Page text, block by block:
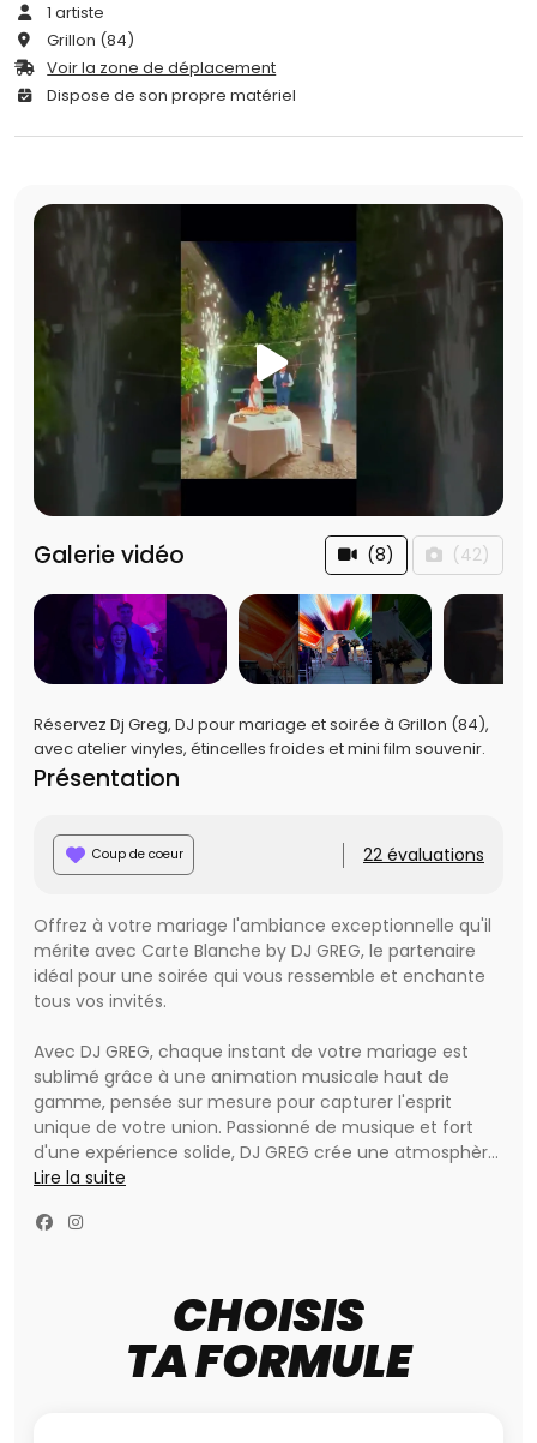
1 artiste
Grillon (84)
Voir la zone de déplacement
Dispose de son propre matériel
Galerie vidéo (8) (42)
Réservez Dj Greg, DJ pour mariage et soirée à Grillon (84),
avec atelier vinyles, étincelles froides et mini film souvenir.
Présentation
Coup de coeur 22 évaluations
Offrez à votre mariage l'ambiance exceptionnelle qu'il
mérite avec Carte Blanche by DJ GREG, le partenaire
idéal pour une soirée qui vous ressemble et enchante
tous vos invités.
Avec DJ GREG, chaque instant de votre mariage est
sublimé grâce à une animation musicale haut de
gamme, pensée sur mesure pour capturer l'esprit
unique de votre union. Passionné de musique et fort
d'une expérience solide, DJ GREG crée une atmosphère
élégante et chaleureuse, adaptée à vos goûts et à
standardisées ? DJ GREG se distingue par sa discrétion
et son sens de l'écoute pour laisser la musique tisser un
lien entre les générations et faire vibrer la piste de
danse jusqu'au bout de la nuit.
Lire la suite
CHOISIS
TA FORMULE